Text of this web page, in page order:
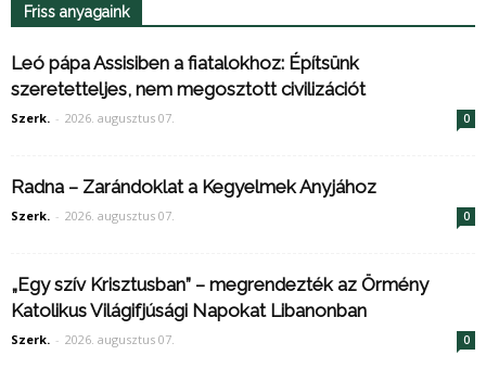
Friss anyagaink
Leó pápa Assisiben a fiatalokhoz: Építsünk
szeretetteljes, nem megosztott civilizációt
Szerk. - 2026. augusztus 07. 0
Radna – Zarándoklat a Kegyelmek Anyjához
Szerk. - 2026. augusztus 07. 0
„Egy szív Krisztusban” – megrendezték az Örmény
Katolikus Világifjúsági Napokat Libanonban
Szerk. - 2026. augusztus 07. 0